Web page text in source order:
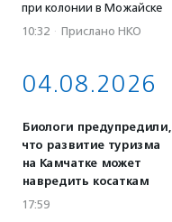
при колонии в Можайске
10:32 · Прислано НКО
04.08.2026
Биологи предупредили,
что развитие туризма
на Камчатке может
навредить косаткам
17:59